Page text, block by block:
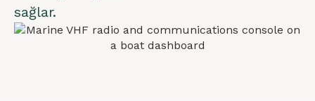
sağlar.